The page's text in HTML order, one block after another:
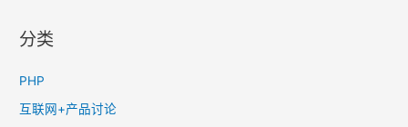
分类
PHP
互联网+产品讨论